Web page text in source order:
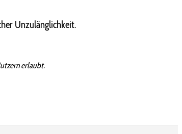
Unzulänglichkeit.
erlaubt.